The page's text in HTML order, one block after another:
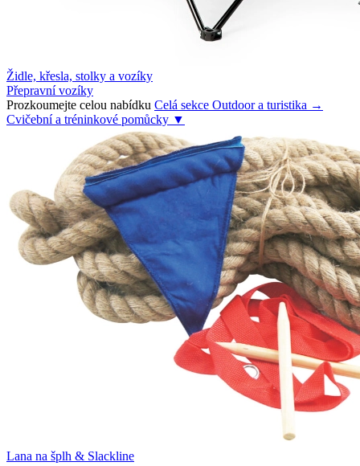
Židle, křesla, stolky a vozíky
Přepravní vozíky
Prozkoumejte celou nabídku Celá sekce Outdoor a turistika →
Cvičební a tréninkové pomůcky ▼
Lana na šplh & Slackline